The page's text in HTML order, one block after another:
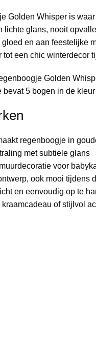
Golden Whisper is
lichte glans, nooit
en aan feestelijke
tot een chic winterdecor
Golden
bevat 5 bogen in de
regenboogje in
met subtiele glans
voor
ook mooi tijdens
en eenvoudig op te
of stijlvol